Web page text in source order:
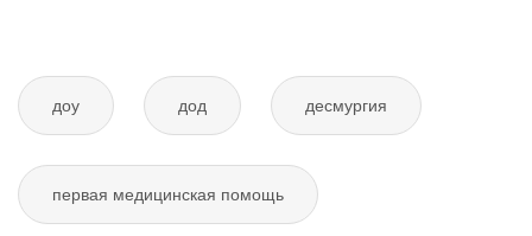
доу дод десмургия
первая медицинская помощь